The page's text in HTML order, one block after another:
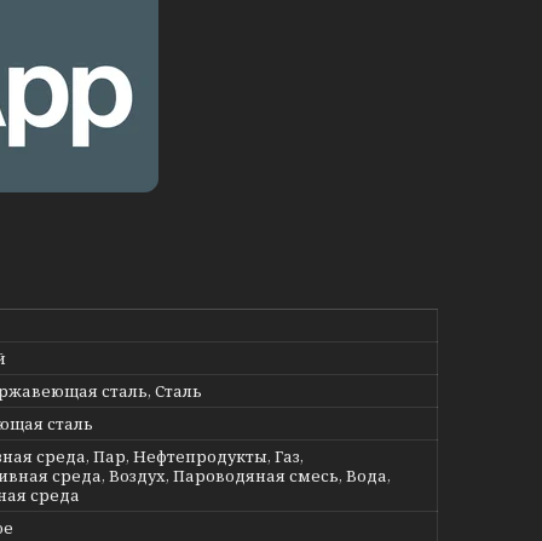
сталь, Сталь
сталь
среда, Пар, Нефтепродукты, Газ,
среда, Воздух, Пароводяная смесь, Вода,
среда